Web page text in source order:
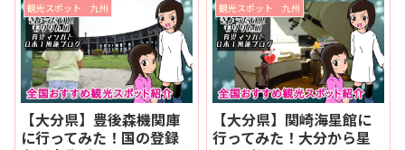
観光スポット 九州
【大分県】豊後森機関庫
に行ってみた！国の登録
観光スポット 九州
【大分県】関崎海星館に
行ってみた！大分から星